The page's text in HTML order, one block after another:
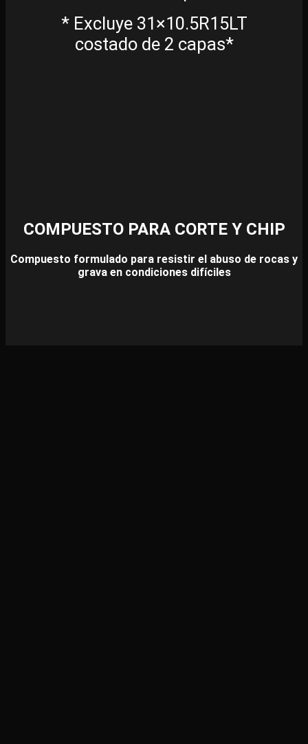
* Excluye 31×10.5R15LT
costado de 2 capas*
COMPUESTO PARA CORTE Y CHIP
Compuesto formulado para resistir el abuso de rocas y
grava en condiciones difíciles